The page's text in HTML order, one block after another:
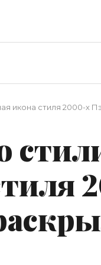
икона стиля 2000-х